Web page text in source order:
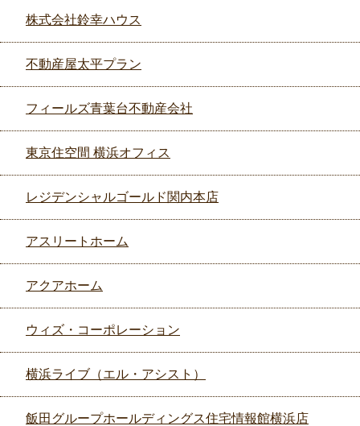
株式会社鈴幸ハウス
不動産屋太平プラン
フィールズ青葉台不動産会社
東京住空間 横浜オフィス
レジデンシャルゴールド関内本店
アスリートホーム
アクアホーム
ウィズ・コーポレーション
横浜ライブ（エル・アシスト）
飯田グループホールディングス住宅情報館横浜店